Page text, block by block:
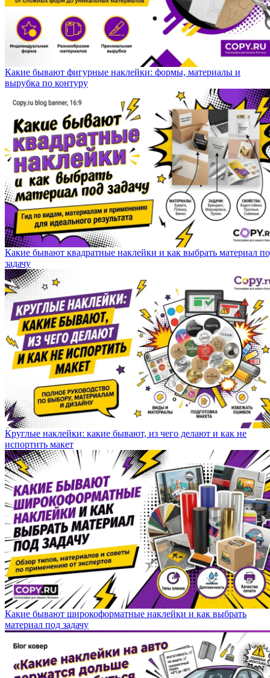
Какие бывают фигурные наклейки: формы, материалы и
вырубка по контуру
Какие бывают квадратные наклейки и как выбрать материал
задачу
Круглые наклейки: какие бывают, из чего делают и как не
испортить макет
Какие бывают широкоформатные наклейки и как выбрать
материал под задачу